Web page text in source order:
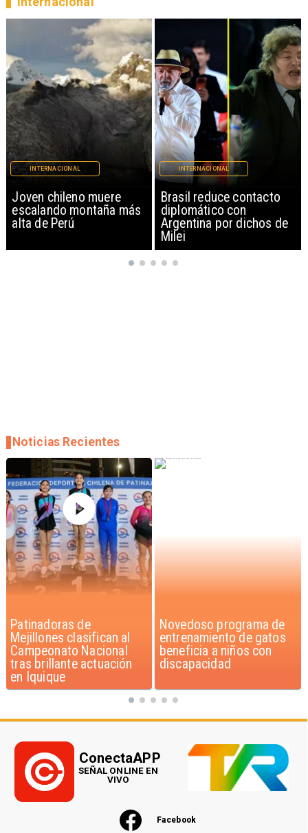
Brasil reduce contacto
diplomático con
Argentina por dichos de
INTERNACIONAL
China restringe
exportación de drones a
EEUU y sanciona
empresas
INTERNACIONAL
Novedoso programa de
entrenamiento de gatos
beneficia a niños con
discapacidad
Alarmante hábito en
jóvenes de 13 a 15 años
según encuesta del
Minsal
Noticias Recientes
Facebook
ConectaAPP
SEÑAL ONLINE EN
VIVO